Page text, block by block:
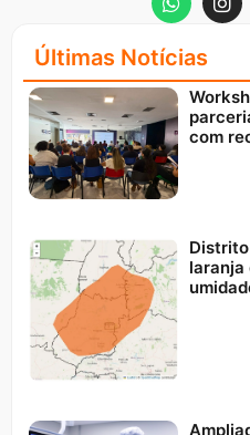
Últimas Notícias
com
laranja